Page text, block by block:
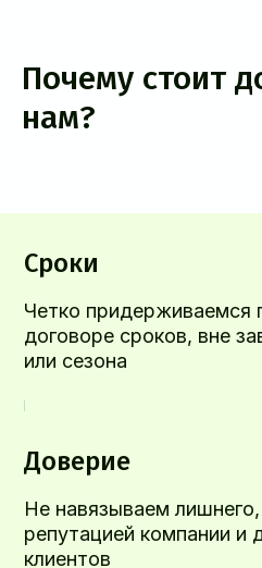
Почему стоит
нам?
Сроки
Четко придерживаемся
договоре сроков, вне
или сезона
Доверие
Не навязываем
репутацией компании и
клиентов